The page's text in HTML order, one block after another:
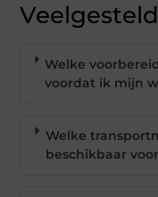
Welke
voordat ik mijn
Welke
beschikbaar